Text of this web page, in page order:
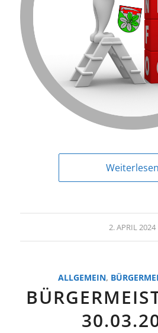
Weiterlesen
2. APRIL 2024
ALLGEMEIN,